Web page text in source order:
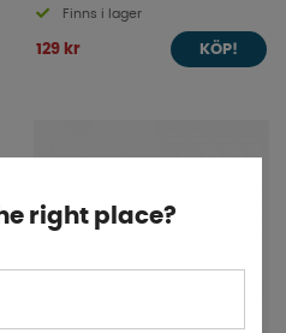
Finns i lager
129 kr KÖP!
right place?